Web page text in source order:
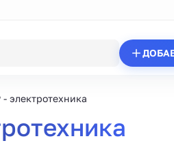
электротехника